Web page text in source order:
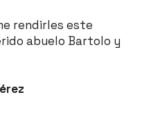
rendirles este
abuelo Bartolo y